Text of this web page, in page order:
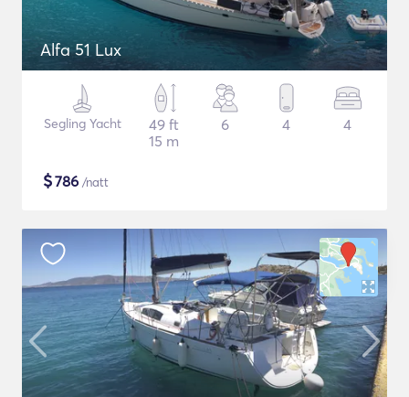
Alfa 51 Lux
Segling Yacht
49 ft
15 m
6 4 4
$786 /natt